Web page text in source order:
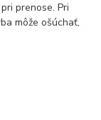
prenose. Pri
môže ošúchať,